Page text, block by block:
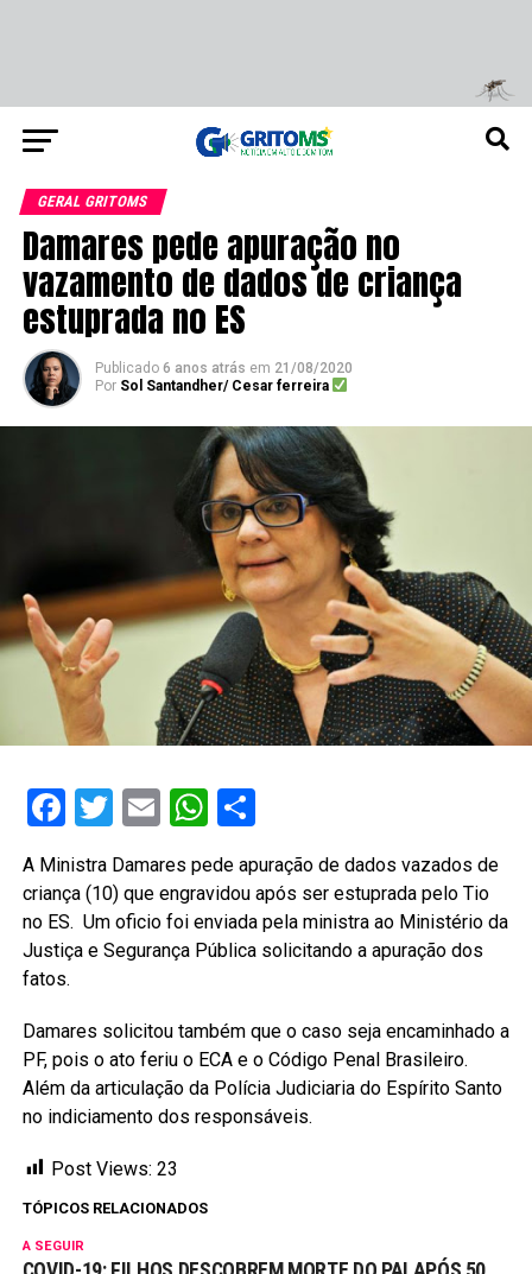
GERAL GRITOMS
Damares pede apuração no
vazamento de dados de criança
estuprada no ES
Publicado 6 anos atrás em 21/08/2020
Por Sol Santandher/ Cesar ferreira
Facebook
Twitter
EmailWhatsApp
Share
A Ministra Damares pede apuração de dados vazados de
criança (10) que engravidou após ser estuprada pelo Tio
no ES. Um oficio foi enviada pela ministra ao Ministério da
Justiça e Segurança Pública solicitando a apuração dos
fatos.
Damares solicitou também que o caso seja encaminhado a
PF, pois o ato feriu o ECA e o Código Penal Brasileiro.
Além da articulação da Polícia Judiciaria do Espírito Santo
no indiciamento dos responsáveis.
Post Views: 23
TÓPICOS RELACIONADOS
A SEGUIR